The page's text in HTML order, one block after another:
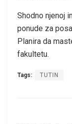
Shodno njenoj
ponude za
Planira da
fakultetu.
Tags: TUTIN